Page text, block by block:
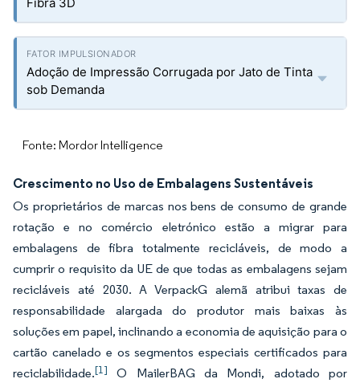
Adoção de Impressão Corrugada por Jato de Tinta
sob Demanda
Fonte: Mordor Intelligence
Crescimento no Uso de Embalagens Sustentáveis
Os proprietários de marcas nos bens de consumo de grande
rotação e no comércio eletrónico estão a migrar para
embalagens de fibra totalmente recicláveis, de modo a
cumprir o requisito da UE de que todas as embalagens sejam
recicláveis até 2030. A VerpackG alemã atribui taxas de
responsabilidade alargada do produtor mais baixas às
soluções em papel, inclinando a economia de aquisição para o
cartão canelado e os segmentos especiais certificados para
reciclabilidade.[1]
O MailerBAG da Mondi, adotado por